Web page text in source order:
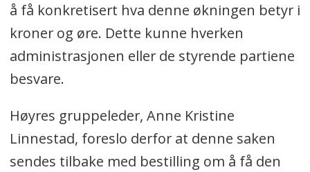
å få konkretisert hva denne økningen betyr i
kroner og øre. Dette kunne hverken
administrasjonen eller de styrende partiene
besvare.
Høyres gruppeleder, Anne Kristine
Linnestad, foreslo derfor at denne saken
sendes tilbake med bestilling om å få den